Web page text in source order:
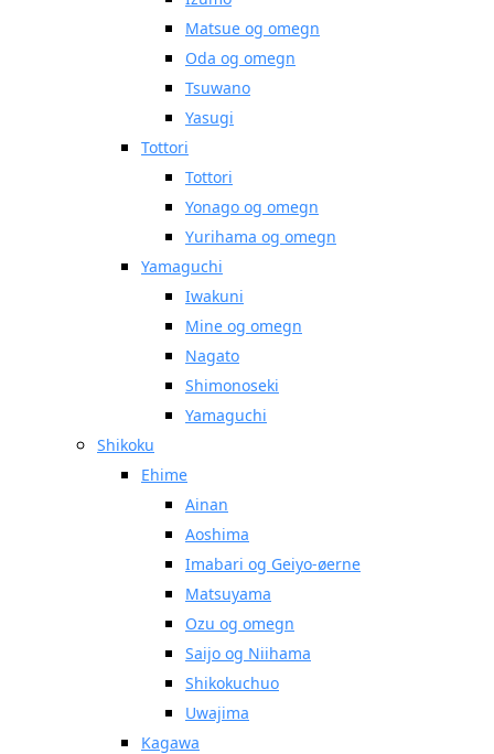
Matsue og omegn
Oda og omegn
Tsuwano
Yasugi
Tottori
Tottori
Yonago og omegn
Yurihama og omegn
Yamaguchi
Iwakuni
Mine og omegn
Nagato
Shimonoseki
Yamaguchi
Shikoku
Ehime
Ainan
Aoshima
Imabari og Geiyo-øerne
Matsuyama
Ozu og omegn
Saijo og Niihama
Shikokuchuo
Uwajima
Kagawa